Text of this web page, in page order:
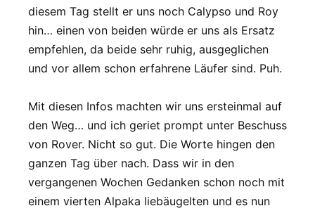
diesem Tag stellt er uns noch Calypso und Roy
hin… einen von beiden würde er uns als Ersatz
empfehlen, da beide sehr ruhig, ausgeglichen
und vor allem schon erfahrene Läufer sind. Puh.
Mit diesen Infos machten wir uns ersteinmal auf
den Weg… und ich geriet prompt unter Beschuss
von Rover. Nicht so gut. Die Worte hingen den
ganzen Tag über nach. Dass wir in den
vergangenen Wochen Gedanken schon noch mit
einem vierten Alpaka liebäugelten und es nun